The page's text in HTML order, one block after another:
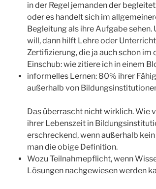
in der Regel jemanden der
oder es handelt sich im
Begleitung als ihre Aufgabe
will, dann hilft Lehre oder
Zertifizierung, die ja auch schon
Einschub: wie zitiere ich in einem
informelles Lernen: 80% ihrer
außerhalb von
Das überrascht nicht wirklich. Wie
ihrer Lebenszeit in
erschreckend, wenn außerhalb
man die obige Definition.
Wozu Teilnahmepflicht, wenn
Lösungen nachgewiesen werden